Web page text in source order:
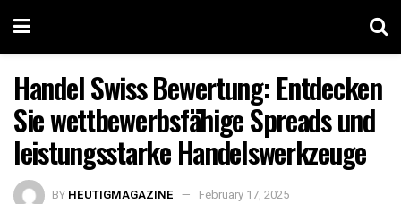
Handel Swiss Bewertung: Entdecken
Sie wettbewerbsfähige Spreads und
leistungsstarke Handelswerkzeuge
BY HEUTIGMAGAZINE February 17, 2025